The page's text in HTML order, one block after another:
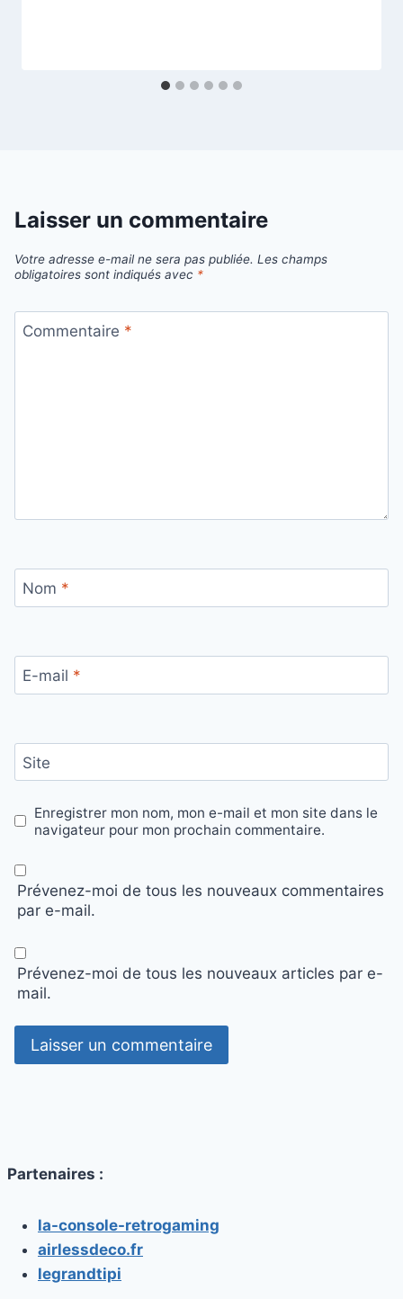
Laisser un commentaire
Votre adresse e-mail ne sera pas publiée. Les champs
obligatoires sont indiqués avec *
Commentaire *
Nom *
E-mail *
Site
Enregistrer mon nom, mon e-mail et mon site dans le
navigateur pour mon prochain commentaire.
Prévenez-moi de tous les nouveaux commentaires
par e-mail.
Prévenez-moi de tous les nouveaux articles par e-
mail.
Partenaires :
la-console-retrogaming
airlessdeco.fr
legrandtipi